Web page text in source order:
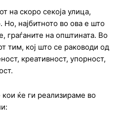
на скоро секоја улица,
најбитното во ова е што
граѓаните на општината. Во
тим, кој што се раководи од
креативност, упорност,
ќе ги реализираме во